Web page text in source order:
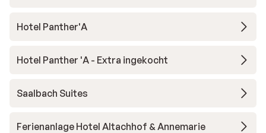
Hotel Panther'A
Hotel Panther 'A - Extra ingekocht
Saalbach Suites
Ferienanlage Hotel Altachhof & Annemarie